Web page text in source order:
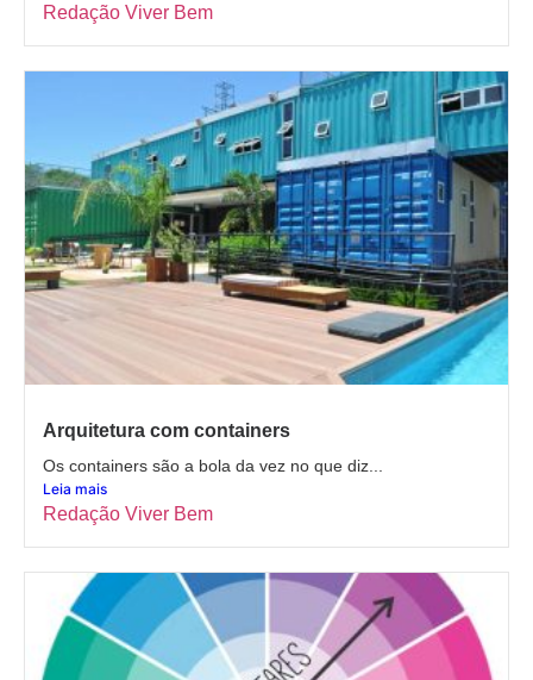
Redação Viver Bem
Arquitetura com containers
Os containers são a bola da vez no que diz...
Leia mais
Redação Viver Bem